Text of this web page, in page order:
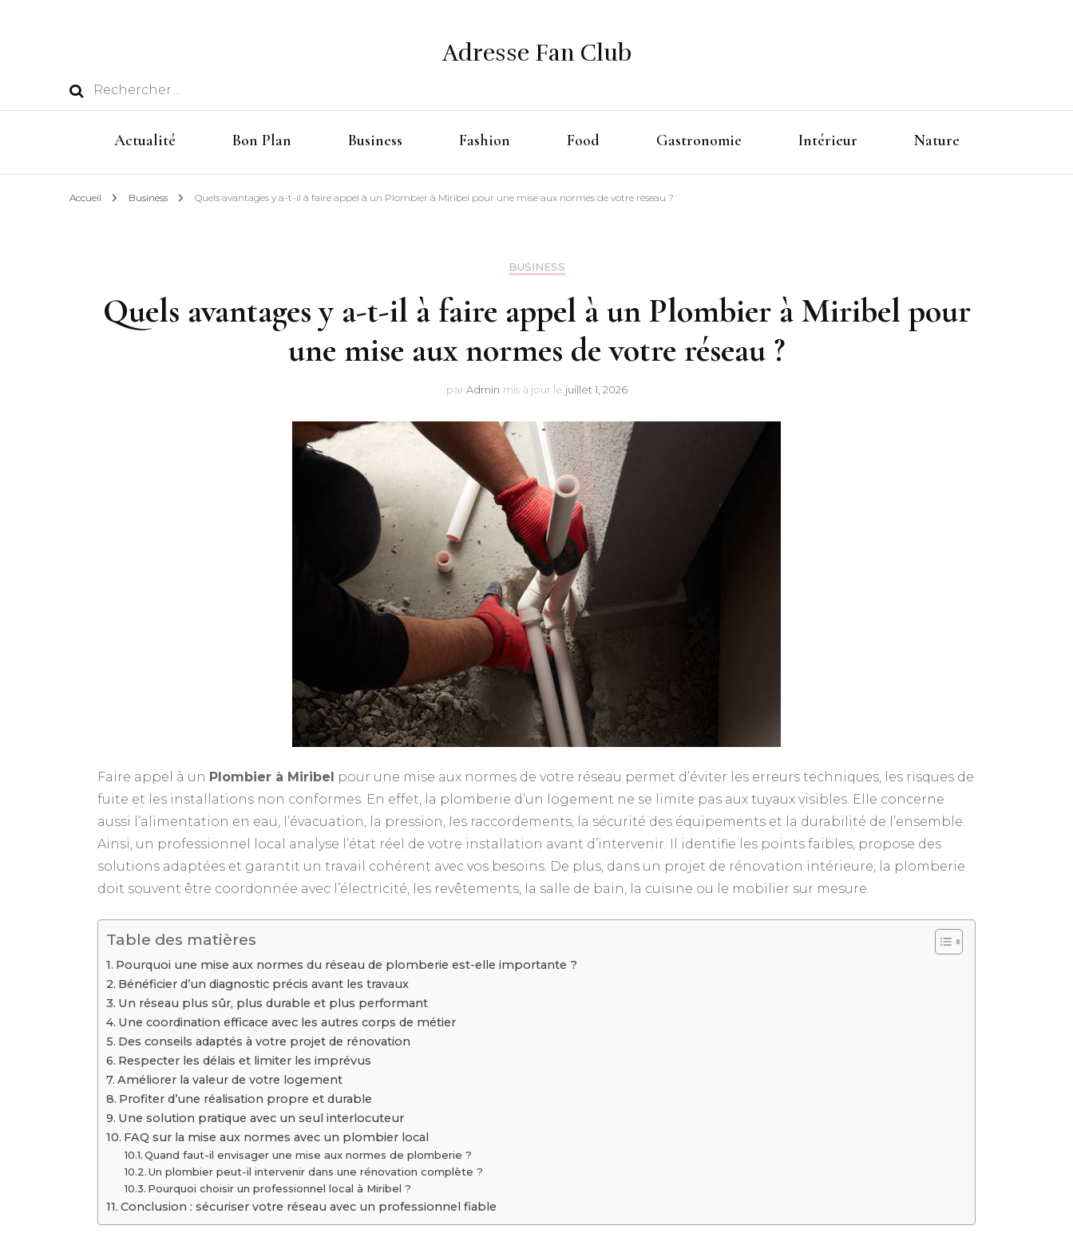
Rechercher :
Adresse Fan Club
Actualité Bon Plan Business Fashion Food Gastronomie Intérieur Nature
Accueil Business Quels avantages y a-t-il à faire appel à un Plombier à Miribel pour une mise aux normes de votre réseau ?
BUSINESS
Quels avantages y a-t-il à faire appel à un Plombier à Miribel pour
une mise aux normes de votre réseau ?
par Admin mis à jour le juillet 1, 2026
Faire appel à un Plombier à Miribel pour une mise aux normes de votre réseau permet d’éviter les erreurs techniques, les risques de
fuite et les installations non conformes. En effet, la plomberie d’un logement ne se limite pas aux tuyaux visibles. Elle concerne
aussi l’alimentation en eau, l’évacuation, la pression, les raccordements, la sécurité des équipements et la durabilité de l’ensemble.
Ainsi, un professionnel local analyse l’état réel de votre installation avant d’intervenir. Il identifie les points faibles, propose des
solutions adaptées et garantit un travail cohérent avec vos besoins. De plus, dans un projet de rénovation intérieure, la plomberie
doit souvent être coordonnée avec l’électricité, les revêtements, la salle de bain, la cuisine ou le mobilier sur mesure.
Table des matières
Pourquoi une mise aux normes du réseau de plomberie est-elle importante ?
Bénéficier d’un diagnostic précis avant les travaux
Un réseau plus sûr, plus durable et plus performant
Une coordination efficace avec les autres corps de métier
Des conseils adaptés à votre projet de rénovation
Respecter les délais et limiter les imprévus
Améliorer la valeur de votre logement
Profiter d’une réalisation propre et durable
Une solution pratique avec un seul interlocuteur
FAQ sur la mise aux normes avec un plombier local
Quand faut-il envisager une mise aux normes de plomberie ?
Un plombier peut-il intervenir dans une rénovation complète ?
Pourquoi choisir un professionnel local à Miribel ?
Conclusion : sécuriser votre réseau avec un professionnel fiable